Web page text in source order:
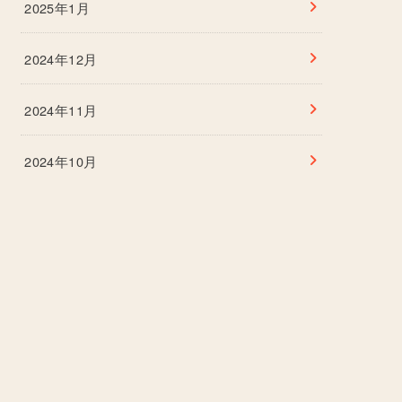
2025年1月
2024年12月
2024年11月
2024年10月